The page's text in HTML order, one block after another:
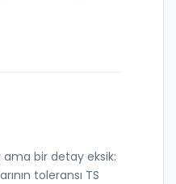
ama bir detay eksik:
toleransı TS